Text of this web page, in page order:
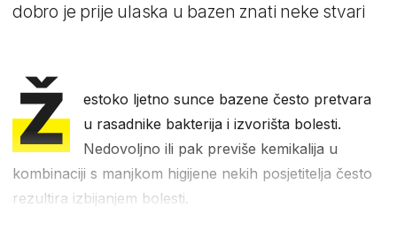
dobro je prije ulaska u bazen znati neke stvari
Ž
estoko ljetno sunce bazene često pretvara
u rasadnike bakterija i izvorišta bolesti.
Nedovoljno ili pak previše kemikalija u
kombinaciji s manjkom higijene nekih posjetitelja često
rezultira izbijanjem bolesti.